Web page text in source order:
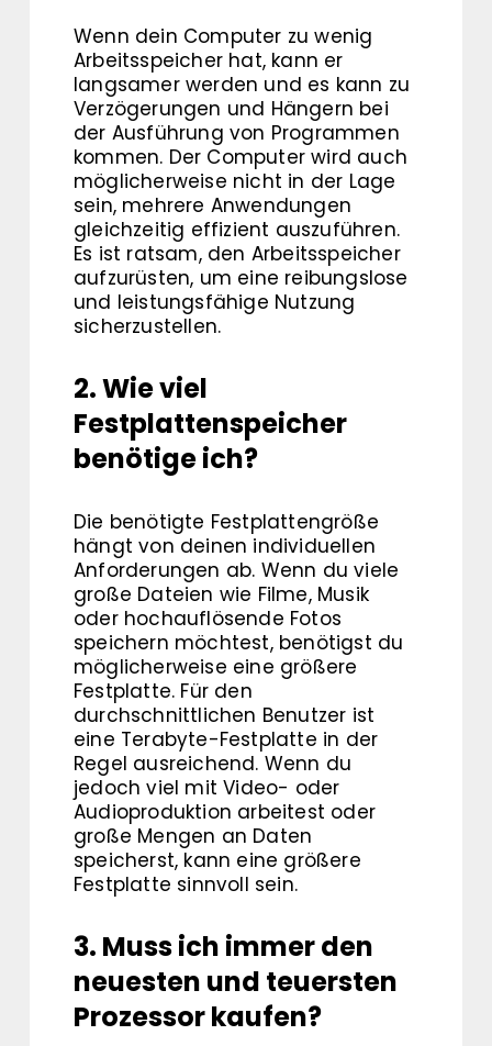
Wenn dein Computer zu wenig
Arbeitsspeicher hat, kann er
langsamer werden und es kann zu
Verzögerungen und Hängern bei
der Ausführung von Programmen
kommen. Der Computer wird auch
möglicherweise nicht in der Lage
sein, mehrere Anwendungen
gleichzeitig effizient auszuführen.
Es ist ratsam, den Arbeitsspeicher
aufzurüsten, um eine reibungslose
und leistungsfähige Nutzung
sicherzustellen.
2. Wie viel
Festplattenspeicher
benötige ich?
Die benötigte Festplattengröße
hängt von deinen individuellen
Anforderungen ab. Wenn du viele
große Dateien wie Filme, Musik
oder hochauflösende Fotos
speichern möchtest, benötigst du
möglicherweise eine größere
Festplatte. Für den
durchschnittlichen Benutzer ist
eine Terabyte-Festplatte in der
Regel ausreichend. Wenn du
jedoch viel mit Video- oder
Audioproduktion arbeitest oder
große Mengen an Daten
speicherst, kann eine größere
Festplatte sinnvoll sein.
3. Muss ich immer den
neuesten und teuersten
Prozessor kaufen?